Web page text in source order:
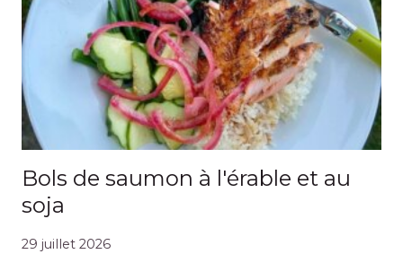
Bols de saumon à l'érable et au
soja
29 juillet 2026